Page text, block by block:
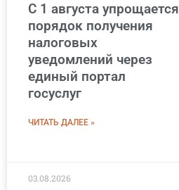
С 1 августа упрощается
порядок получения
налоговых
уведомлений через
единый портал
госуслуг
ЧИТАТЬ ДАЛЕЕ »
03.08.2026